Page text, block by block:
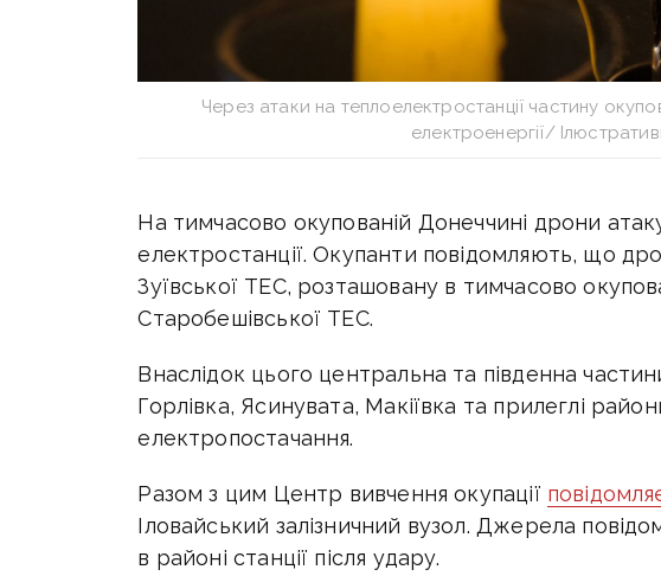
Через атаки на теплоелектростанції частину
електроенергії/
На тимчасово окупованій Донеччині дрони
електростанції. Окупанти повідомляють, що
Зуївської ТЕС, розташовану в тимчасово
Старобешівської ТЕС.
Внаслідок цього центральна та південна
Горлівка, Ясинувата, Макіївка та прилеглі
електропостачання.
Разом з цим Центр вивчення окупації
Іловайський залізничний вузол. Джерела
в районі станції після удару.